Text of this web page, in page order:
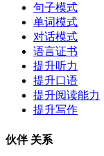
句子模式
单词模式
对话模式
语言证书
提升听力
提升口语
提升阅读能力
提升写作
伙伴 关系